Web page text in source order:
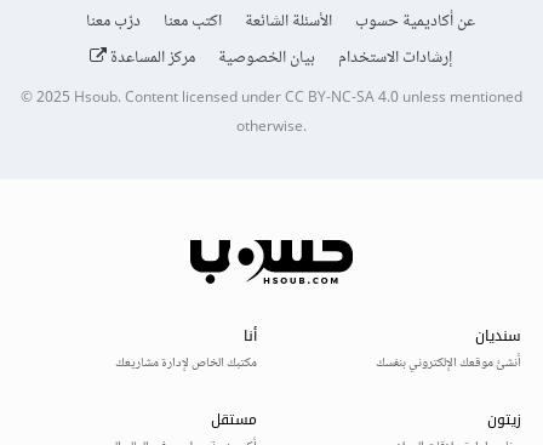
عن أكاديمية حسوب الأسئلة الشائعة اكتب معنا
درّب معنا
إرشادات الاستخدام
بيان الخصوصية مركز المساعدة
© 2025Hsoub.Content licensed underCC BY-NC-SA 4.0unless mentioned
otherwise.